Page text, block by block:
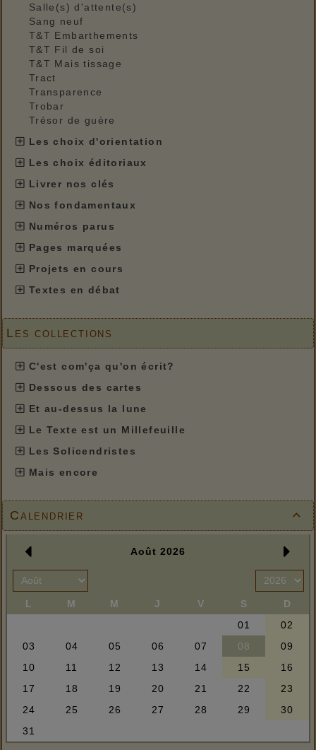
Salle(s) d'attente(s)
Sang neuf
T&T Embarthements
T&T Fil de soi
T&T Mais tissage
Tract
Transparence
Trobar
Trésor de guère
Les choix d'orientation
Les choix éditoriaux
Livrer nos clés
Nos fondamentaux
Numéros parus
Pages marquées
Projets en cours
Textes en débat
Les collections
C'est com'ça qu'on écrit?
Dessous des cartes
Et au-dessus la lune
Le Texte est un Millefeuille
Les Solicendristes
Mais encore

Calendrier